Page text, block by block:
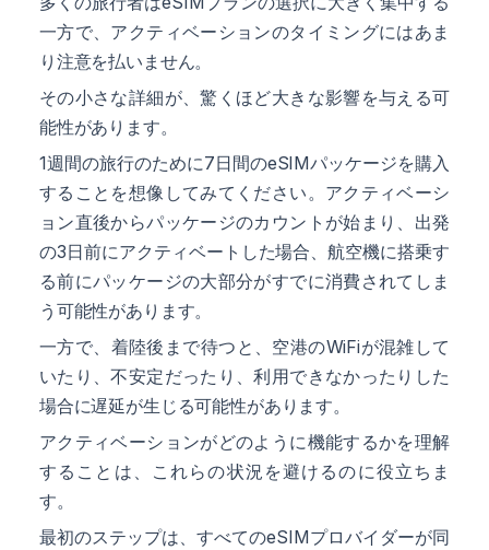
一方で、アクティベーションのタイミングにはあま
り注意を払いません。
その小さな詳細が、驚くほど大きな影響を与える可
能性があります。
1週間の旅行のために7日間のeSIMパッケージを購入
することを想像してみてください。アクティベーシ
ョン直後からパッケージのカウントが始まり、出発
の3日前にアクティベートした場合、航空機に搭乗す
る前にパッケージの大部分がすでに消費されてしま
う可能性があります。
一方で、着陸後まで待つと、空港のWiFiが混雑して
いたり、不安定だったり、利用できなかったりした
場合に遅延が生じる可能性があります。
アクティベーションがどのように機能するかを理解
することは、これらの状況を避けるのに役立ちま
す。
最初のステップは、すべてのeSIMプロバイダーが同